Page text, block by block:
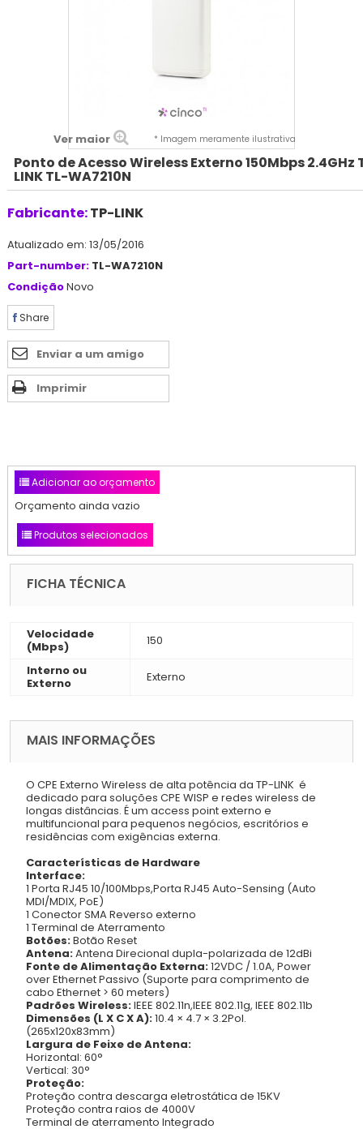
Ver maior * Imagem meramente ilustrativa
Ponto de Acesso Wireless Externo 150Mbps 2.4GHz
LINK TL-WA7210N
Fabricante:TP-LINK
Atualizado em: 13/05/2016
Part-number: TL-WA7210N
CondiçãoNovo
Share
Enviar a um amigo
Imprimir
Adicionar ao orçamento
Orçamento ainda vazio
Produtos selecionados
FICHA TÉCNICA
Velocidade
(Mbps)
150
Interno ou
Externo
Externo
MAIS INFORMAÇÕES
O CPE Externo Wireless de alta potência da TP-LINK é
dedicado para soluções CPE WISP e redes wireless de
longas distâncias. É um access point externo e
multifuncional para pequenos negócios, escritórios e
residências com exigências externa.
Características de Hardware
Interface:
1 Porta RJ45 10/100Mbps,Porta RJ45 Auto-Sensing (Auto
MDI/MDIX, PoE)
1 Conector SMA Reverso externo
1 Terminal de Aterramento
Botões:Botão Reset
Antena:Antena Direcional dupla-polarizada de 12dBi
Fonte de Alimentação Externa:12VDC / 1.0A, Power
over Ethernet Passivo (Suporte para comprimento de
cabo Ethernet > 60 meters)
Padrões Wireless:IEEE 802.11n,IEEE 802.11g, IEEE 802.11b
Dimensões (L X C X A):10.4 × 4.7 × 3.2Pol.
(265x120x83mm)
Largura de Feixe de Antena:
Horizontal: 60°
Vertical: 30°
Proteção:
Proteção contra descarga eletrostática de 15KV
Proteção contra raios de 4000V
Terminal de aterramento Integrado